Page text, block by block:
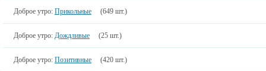
Доброе утро: Прикольные (649 шт.)
Доброе утро: Дождливые (25 шт.)
Доброе утро: Позитивные (420 шт.)